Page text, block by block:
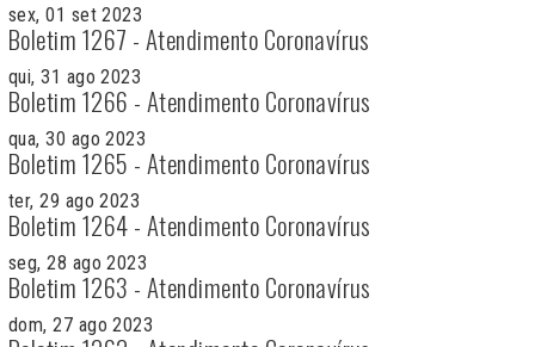
sex, 01 set 2023
Boletim 1267 - Atendimento Coronavírus
qui, 31 ago 2023
Boletim 1266 - Atendimento Coronavírus
qua, 30 ago 2023
Boletim 1265 - Atendimento Coronavírus
ter, 29 ago 2023
Boletim 1264 - Atendimento Coronavírus
seg, 28 ago 2023
Boletim 1263 - Atendimento Coronavírus
dom, 27 ago 2023